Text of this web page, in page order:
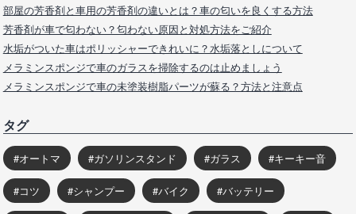
部屋の芳香剤と車用の芳香剤の違いとは？車の匂いを良くする方法
芳香剤が車で匂わない？匂わない原因と対処方法をご紹介
水垢がついた車はポリッシャーできれいに？水垢落としについて
メラミンスポンジで車のガラスを掃除するのは止めましょう
メラミンスポンジで車の未塗装樹脂パーツが蘇る？方法と注意点
タグ
オートマ ガソリンスタンド ガラス キーキー音
コツ シャンプー バイク バッテリー